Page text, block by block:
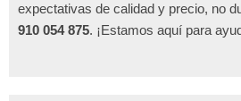
expectativas de calidad y precio, no
910 054 875. ¡Estamos aquí para